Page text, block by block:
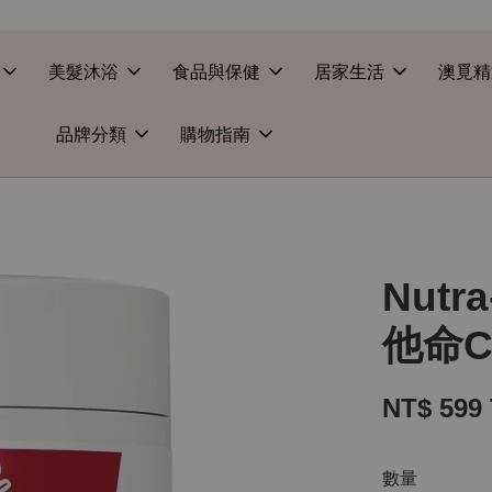
美髮沐浴 食品與保健 居家生活 澳覓
品牌分類 購物指南
他命
NT$ 599
數量